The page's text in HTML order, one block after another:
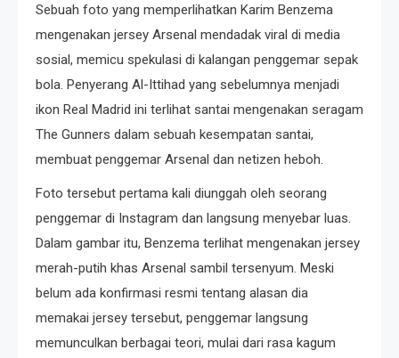
Sebuah foto yang memperlihatkan Karim Benzema
mengenakan jersey Arsenal mendadak viral di media
sosial, memicu spekulasi di kalangan penggemar sepak
bola. Penyerang Al-Ittihad yang sebelumnya menjadi
ikon Real Madrid ini terlihat santai mengenakan seragam
The Gunners dalam sebuah kesempatan santai,
membuat penggemar Arsenal dan netizen heboh.
Foto tersebut pertama kali diunggah oleh seorang
penggemar di Instagram dan langsung menyebar luas.
Dalam gambar itu, Benzema terlihat mengenakan jersey
merah-putih khas Arsenal sambil tersenyum. Meski
belum ada konfirmasi resmi tentang alasan dia
memakai jersey tersebut, penggemar langsung
memunculkan berbagai teori, mulai dari rasa kagum